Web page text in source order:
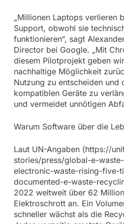
„Millionen Laptops verlieren
Support, obwohl sie
funktionieren“, sagt
Director bei Google. „Mit
diesem Pilotprojekt geben
nachhaltige Möglichkeit
Nutzung zu entscheiden und
kompatiblen Geräte zu
und vermeidet unnötigen
Warum Software über die
Laut UN-Angaben (https://
stories/press/global-e-
electronic-waste-rising-five-
documented-e-waste-
2022 weltweit über 62
Elektroschrott an. Ein
schneller wächst als die